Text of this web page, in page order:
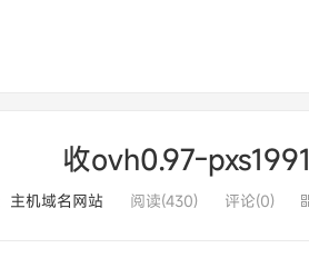
收ovh0.97-pxs1991
主机域名网站 阅读(430) 评论(0)